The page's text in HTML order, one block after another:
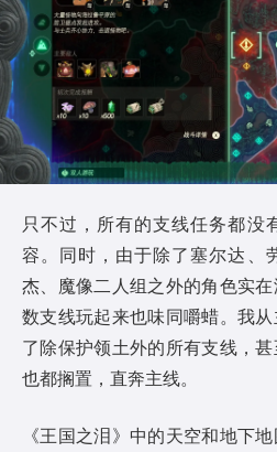
只不过，所有的支线任务都没
容。同时，由于除了塞尔达、
杰、魔像二人组之外的角色实
数支线玩起来也味同嚼蜡。我
了除保护领土外的所有支线，
也都搁置，直奔主线。
《王国之泪》中的天空和地下